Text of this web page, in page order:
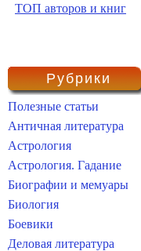
ТОП авторов и книг
Рубрики
Полезные статьи
Античная литература
Астрология
Астрология. Гадание
Биографии и мемуары
Биология
Боевики
Деловая литература